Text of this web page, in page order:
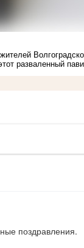
разваленный
поздравления.